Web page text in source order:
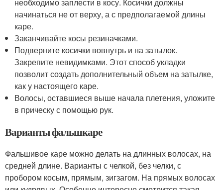
необходимо заплести в косу. Косички должны
начинаться не от верху, а с предполагаемой длины
каре.
Заканчивайте косы резиначками.
Подверните косички вовнутрь и на затылок.
Закрепите невидимками. Этот способ укладки
позволит создать дополнительный объем на затылке,
как у настоящего каре.
Волосы, оставшиеся выше начала плетения, уложите
в прическу с помощью рук.
Варианты фальшкаре
Фальшивое каре можно делать на длинных волосах, на
средней длине. Варианты с челкой, без челки, с
пробором косым, прямым, зигзагом. На прямых волосах